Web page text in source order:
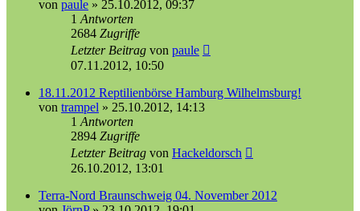
von paule » 25.10.2012, 09:37
1 Antworten
2684 Zugriffe
Letzter Beitrag von paule
07.11.2012, 10:50
18.11.2012 Reptilienbörse Hamburg Wilhelmsburg!
von trampel » 25.10.2012, 14:13
1 Antworten
2894 Zugriffe
Letzter Beitrag von Hackeldorsch
26.10.2012, 13:01
Terra-Nord Braunschweig 04. November 2012